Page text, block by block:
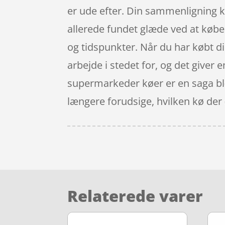
er ude efter. Din sammenligning
allerede fundet glæde ved at
og tidspunkter. Når du har købt
arbejde i stedet for, og det giver
supermarkeder køer er en saga
længere forudsige, hvilken kø
Relaterede varer